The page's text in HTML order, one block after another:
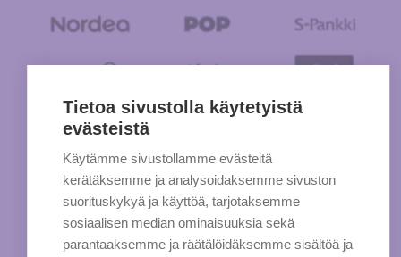
Tietoa sivustolla käytetyistä
evästeistä
Käytämme sivustollamme evästeitä
kerätäksemme ja analysoidaksemme sivuston
suorituskykyä ja käyttöä, tarjotaksemme
sosiaalisen median ominaisuuksia sekä
parantaaksemme ja räätälöidäksemme sisältöä ja